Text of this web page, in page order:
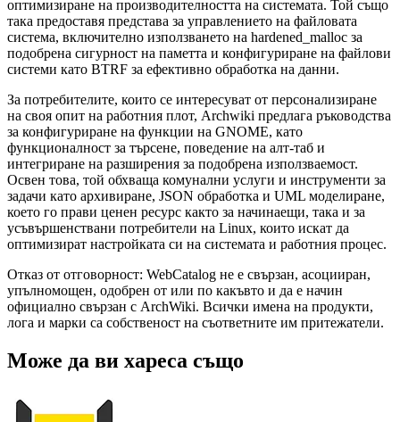
оптимизиране на производителността на системата. Той също
така предоставя представа за управлението на файловата
система, включително използването на hardened_malloc за
подобрена сигурност на паметта и конфигуриране на файлови
системи като BTRF за ефективно обработка на данни.
За потребителите, които се интересуват от персонализиране
на своя опит на работния плот, Archwiki предлага ръководства
за конфигуриране на функции на GNOME, като
функционалност за търсене, поведение на алт-таб и
интегриране на разширения за подобрена използваемост.
Освен това, той обхваща комунални услуги и инструменти за
задачи като архивиране, JSON обработка и UML моделиране,
което го прави ценен ресурс както за начинаещи, така и за
усъвършенствани потребители на Linux, които искат да
оптимизират настройката си на системата и работния процес.
Отказ от отговорност: WebCatalog не е свързан, асоцииран,
упълномощен, одобрен от или по какъвто и да е начин
официално свързан с ArchWiki. Всички имена на продукти,
лога и марки са собственост на съответните им притежатели.
Може да ви хареса също